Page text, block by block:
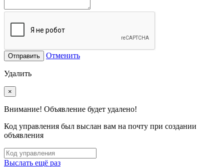
Отправить Отменить
Удалить
×
Внимание! Объявление будет удалено!
Код управления был выслан вам на почту при создании
объявления
Выслать ещё раз